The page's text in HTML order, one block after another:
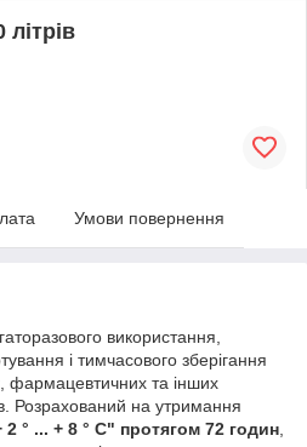
Умови повернення
використання,
і тимчасового зберігання
фармацевтичних та інших
Розрахований на утримання
2 ° ... + 8 ° С" протягом 72 годин